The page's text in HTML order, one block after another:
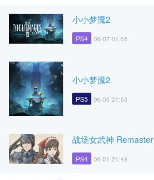
小小梦魇2
PS4 06-07 01:05
小小梦魇2
PS5 06-05 21:53
战场女武神 Remaster
PS4 06-01 21:48